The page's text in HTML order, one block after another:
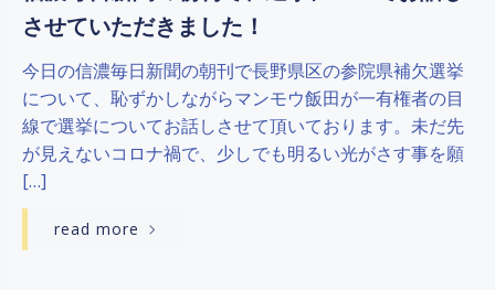
させていただきました！
今日の信濃毎日新聞の朝刊で長野県区の参院県補欠選挙
について、恥ずかしながらマンモウ飯田が一有権者の目
線で選挙についてお話しさせて頂いております。未だ先
が見えないコロナ禍で、少しでも明るい光がさす事を願
[…]
read more